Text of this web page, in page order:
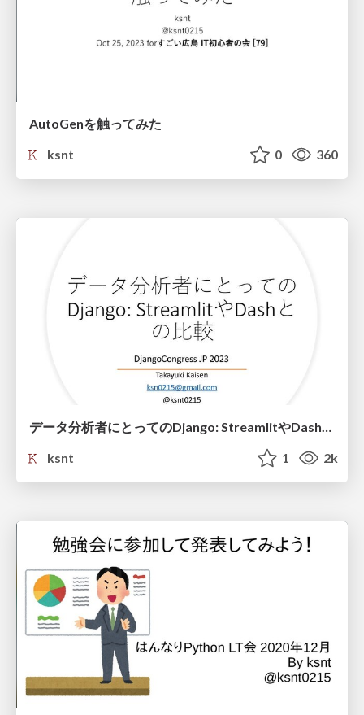
AutoGenを触ってみた
ksnt
0 360
ksnt
1 2k